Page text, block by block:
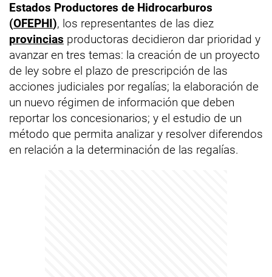
Estados Productores de Hidrocarburos
(OFEPHI), los representantes de las diez
provincias productoras decidieron dar prioridad y
avanzar en tres temas: la creación de un proyecto
de ley sobre el plazo de prescripción de las
acciones judiciales por regalías; la elaboración de
un nuevo régimen de información que deben
reportar los concesionarios; y el estudio de un
método que permita analizar y resolver diferendos
en relación a la determinación de las regalías.